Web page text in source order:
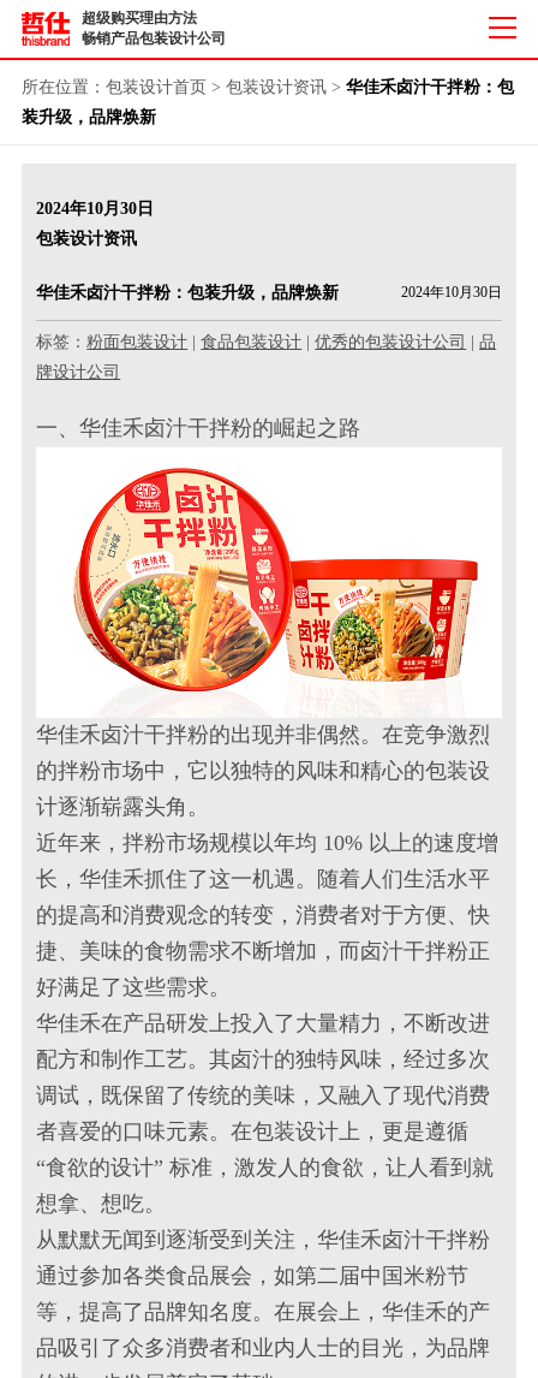
超级购买理由方法
畅销产品包装设计公司
所在位置： 包装设计首页 > 包装设计资讯> 华佳禾卤汁干拌粉：包
装升级，品牌焕新
2024年10月30日
包装设计资讯
华佳禾卤汁干拌粉：包装升级，品牌焕新 2024年10月30日
标签：粉面包装设计 |食品包装设计 |优秀的包装设计公司 |品
牌设计公司
一、华佳禾卤汁干拌粉的崛起之路
华佳禾卤汁干拌粉的出现并非偶然。在竞争激烈
的拌粉市场中，它以独特的风味和精心的包装设
计逐渐崭露头角。
近年来，拌粉市场规模以年均 10% 以上的速度增
长，华佳禾抓住了这一机遇。随着人们生活水平
的提高和消费观念的转变，消费者对于方便、快
捷、美味的食物需求不断增加，而卤汁干拌粉正
好满足了这些需求。
华佳禾在产品研发上投入了大量精力，不断改进
配方和制作工艺。其卤汁的独特风味，经过多次
调试，既保留了传统的美味，又融入了现代消费
者喜爱的口味元素。在包装设计上，更是遵循
“食欲的设计” 标准，激发人的食欲，让人看到就
想拿、想吃。
从默默无闻到逐渐受到关注，华佳禾卤汁干拌粉
通过参加各类食品展会，如第二届中国米粉节
等，提高了品牌知名度。在展会上，华佳禾的产
品吸引了众多消费者和业内人士的目光，为品牌